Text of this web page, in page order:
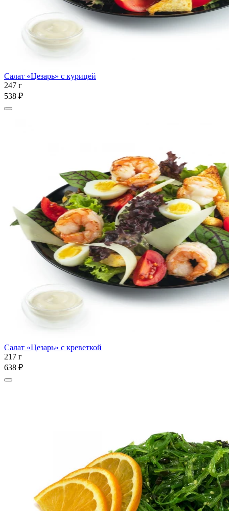
Салат «Цезарь» с курицей
247 г
538 ₽
Салат «Цезарь» с креветкой
217 г
638 ₽